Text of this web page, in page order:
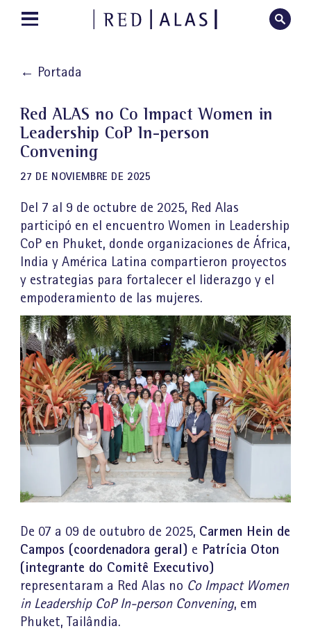
← Portada
Red ALAS no Co Impact Women in
Leadership CoP In-person
Convening
27 DE NOVIEMBRE DE 2025
Del 7 al 9 de octubre de 2025, Red Alas
participó en el encuentro Women in Leadership
CoP en Phuket, donde organizaciones de África,
India y América Latina compartieron proyectos
y estrategias para fortalecer el liderazgo y el
empoderamiento de las mujeres.
De 07 a 09 de outubro de 2025, Carmen Hein de
Campos (coordenadora geral) e Patrícia Oton
(integrante do Comitê Executivo)
representaram a Red Alas no Co Impact Women
in Leadership CoP In-person Convening, em
Phuket, Tailândia.